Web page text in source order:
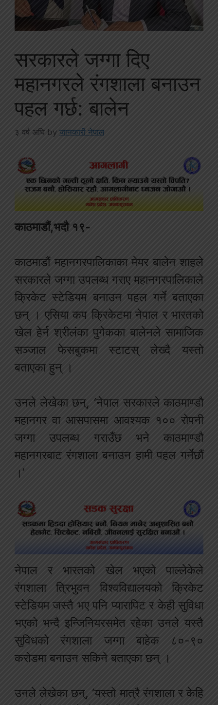
सरकारले जग्गा दिए
महानगरले रंगशाला बनाउन
पहल गर्छ: बालेन
३ वर्ष अघि by जानकारी नेपाल
काठमाडौं,भदौ १९-
काठमाडौं महानगरपालिकाका मेयर बालेन शाहले
सरकारले जग्गा उपलब्ध गराए महानगरपालिकाले
क्रिकेट स्टेडियम बनाउन पहल गर्ने बताएका
छन् । एसिया कप क्रिकेटमा नेपाल र भारतको
खेल हेर्न श्रीलंका पुगेकका बालेनले सामाजिक
सञ्जाल फेसबुकमा स्टाटस् लेख्दै यस्तो
बताएका हुन् ।
उनले लेखेका छन्, ‘नेपाल सरकारले काठमाण्डौ
महानगर वा आसपासमा आवश्यक १०० रोपनी
जग्गा उपलब्ध गराउँछ भने काठमाण्डौ
महानगरबाट रंगशाला बनाउन हामी पहल गर्नेछौं
।’
नेपाल र भारतको खेल भएको पाल्लेकेले
रंगशाला त्रिभुवन विश्वविद्यालयको क्रिकेट
स्टेडियम जस्तै भए पनि प्यारापिट र केही सुविधा
भएको भन्दै इन्जिनियरसमेत रहेका उनले यस्तै
सुविधको रंगशाला जग्गा बाहेक ८०-९०
करोडमा बनाउन सकिने बताएका छन् ।
उनले लेखेका छन्, ‘यस्तो मात्रै रंगशाला र केहि